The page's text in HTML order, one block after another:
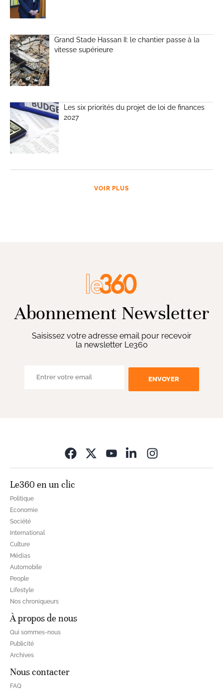
Grand Stade Hassan II: le chantier passe à la
vitesse supérieure
Les six priorités du projet de loi de finances
2027
VOIR PLUS
Abonnement Newsletter
Saisissez votre adresse email pour recevoir
la newsletter Le360
ENVOYER
Le360 en un clic
Politique
Economie
Société
International
Culture
Médias
Automobile
People
Lifestyle
Nos chroniqueurs
À propos de nous
Qui sommes-nous
Publicité
Archives
Nous contacter
FAQ